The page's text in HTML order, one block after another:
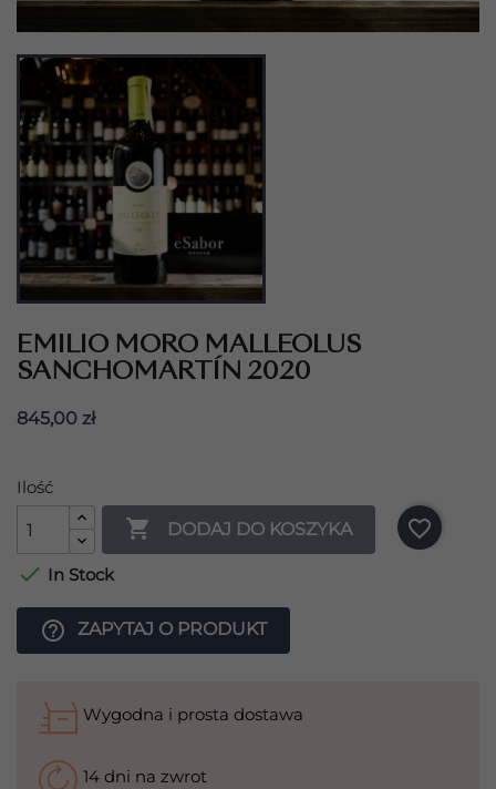
EMILIO MORO MALLEOLUS
SANCHOMARTÍN 2020
845,00 zł
Ilość
 DODAJ DO KOSZYKA
favorite_border
 In Stock
help_outline ZAPYTAJ O PRODUKT
Wygodna i prosta dostawa
14 dni na zwrot